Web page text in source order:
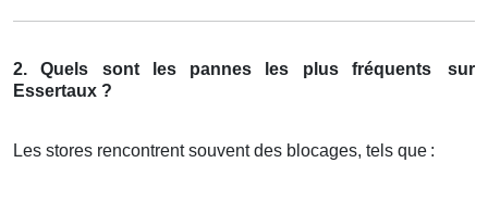
2. Quels sont les pannes les plus fréquents
sur
Essertaux ?
Les stores rencontrent souvent des blocages, tels que :